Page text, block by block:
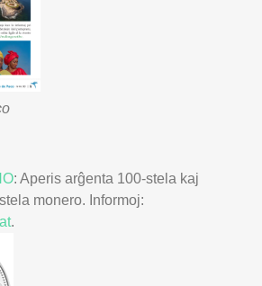
: Aperis arĝenta 100-stela kaj
monero. Informoj:
.